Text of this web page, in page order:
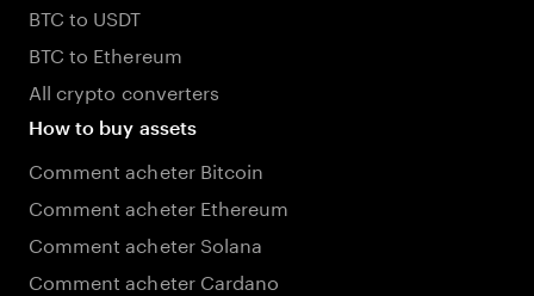
BTC to USDT
BTC to Ethereum
All crypto converters
How to buy assets
Comment acheter Bitcoin
Comment acheter Ethereum
Comment acheter Solana
Comment acheter Cardano